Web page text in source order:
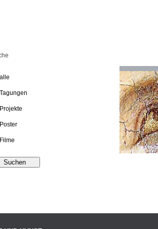
alle
Tagungen
Projekte
Poster
Filme